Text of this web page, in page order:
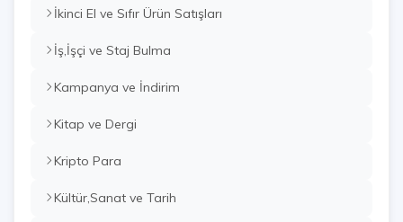
İkinci El ve Sıfır Ürün Satışları
İş,İşçi ve Staj Bulma
Kampanya ve İndirim
Kitap ve Dergi
Kripto Para
Kültür,Sanat ve Tarih